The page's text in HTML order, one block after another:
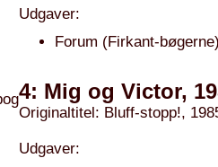
Udgaver:
Forum (Firkant-
4: Mig og Victor,
Originaltitel: Bluff-stopp!,
Udgaver: